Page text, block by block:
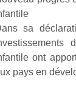
sa
ont
pays en